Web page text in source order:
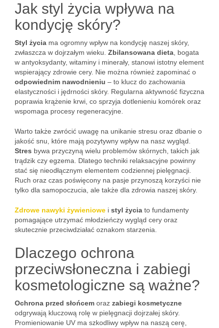
Jak styl życia wpływa na
kondycję skóry?
Styl życia ma ogromny wpływ na kondycję naszej skóry,
zwłaszcza w dojrzałym wieku. Zbilansowana dieta , bogata
w antyoksydanty, witaminy i minerały, stanowi istotny element
wspierający zdrowie cery. Nie można również zapominać o
odpowiednim nawodnieniu – to klucz do zachowania
elastyczności i jędrności skóry. Regularna aktywność fizyczna
poprawia krążenie krwi, co sprzyja dotlenieniu komórek oraz
wspomaga procesy regeneracyjne.
Warto także zwrócić uwagę na unikanie stresu oraz dbanie o
jakość snu, które mają pozytywny wpływ na nasz wygląd.
Stres bywa przyczyną wielu problemów skórnych, takich jak
trądzik czy egzema. Dlatego techniki relaksacyjne powinny
stać się nieodłącznym elementem codziennej pielęgnacji.
Ruch oraz czas poświęcony na pasje przynoszą korzyści nie
tylko dla samopoczucia, ale także dla zdrowia naszej skóry.
Zdrowe nawyki żywieniowe i styl życia to fundamenty
pomagające utrzymać młodzieńczy wygląd cery oraz
skutecznie przeciwdziałać oznakom starzenia.
Dlaczego ochrona
przeciwsłoneczna i zabiegi
kosmetologiczne są ważne?
Ochrona przed słońcem oraz zabiegi kosmetyczne
odgrywają kluczową rolę w pielęgnacji dojrzałej skóry.
Promieniowanie UV ma szkodliwy wpływ na naszą cerę,